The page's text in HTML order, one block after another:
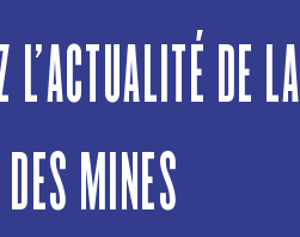
L'ACTUALITÉ DE LA
MINES